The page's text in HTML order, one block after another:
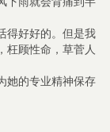
得好好的。但是我
枉顾性命，草菅人
她的专业精神保存